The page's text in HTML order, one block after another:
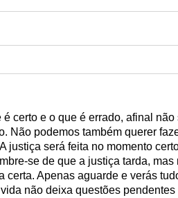
certo e o que é errado, afinal não
Não podemos também querer
justiça será feita no momento
se de que a justiça tarda, mas
certa. Apenas aguarde e verás
não deixa questões